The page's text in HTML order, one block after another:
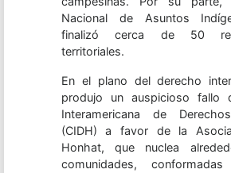
Nacional de Asuntos
finalizó cerca de 50
territoriales.
En el plano del derecho
produjo un auspicioso fallo
Interamericana de
(CIDH) a favor de la
Honhat, que nuclea
comunidades,